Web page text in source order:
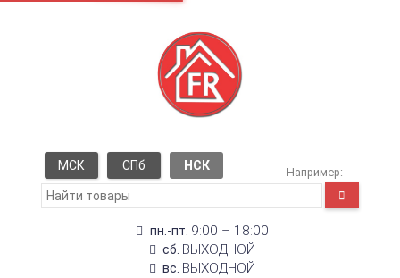
МСК СПб НСК Например:
пн.-пт. 9:00 – 18:00
сб. ВЫХОДНОЙ
вс. ВЫХОДНОЙ